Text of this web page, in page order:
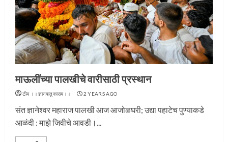
माऊलींच्या पालखीचे वारीसाठी प्रस्थान
टीम ।।ज्ञानबातुकाराम।। 2 YEARS AGO
संत ज्ञानेश्वर महाराज पालखी आज आजोळघरी; उद्या पहाटेच पुण्याकडे
आळंदी : माझे जिवीचे आवडी।...